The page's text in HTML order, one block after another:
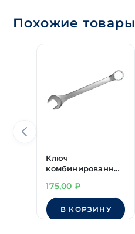
Похожие товары
Ключ
комбинированный
175,00 ₽
В КОРЗИНУ